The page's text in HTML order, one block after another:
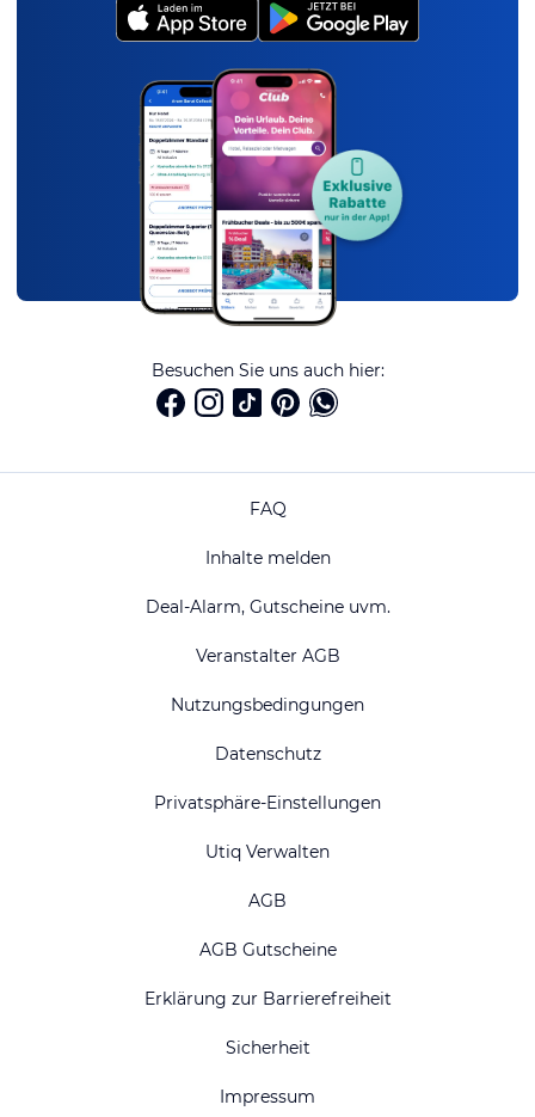
Besuchen Sie uns auch hier:
FAQ
Inhalte melden
Deal-Alarm, Gutscheine uvm.
Veranstalter AGB
Nutzungsbedingungen
Datenschutz
Privatsphäre-Einstellungen
Utiq Verwalten
AGB
AGB Gutscheine
Erklärung zur Barrierefreiheit
Sicherheit
Impressum